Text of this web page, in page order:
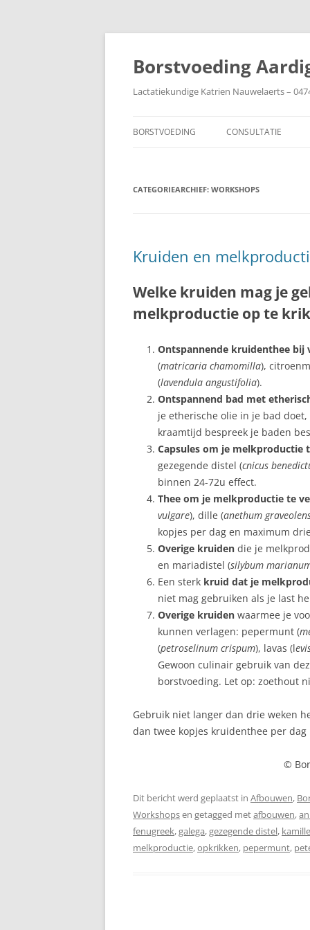
Ga
inhoud
Borstvoeding
Lactatiekundige Katrien Nauwelaerts –
BORSTVOEDING
AFBOUWEN
BORSTVOEDING EN DE
FEESTDAGEN
BORSTVOEDING IN HET
OPENBAAR
BORSTWEIGEREN
FLES WEIGEREN
GEWICHT VAN MAMA
GEZIN
KINDEROPVANG
KRAMPJES
LANGVOEDEN
MELKPRODUCTIE
REFLUX
SLAPEN
SPRUW
CONSULTATIE
CATEGORIEARCHIEF: WORKSHOPS
Kruiden en
Welke kruiden mag je
melkproductie op te
Ontspannende kruidenthee bij
(matricaria chamomilla),
(lavendula angustifolia).
Ontspannend bad met
je etherische olie in je bad
kraamtijd bespreek je baden
Capsules om je melkproductie
gezegende distel (cnicus
binnen 24-72u effect.
Thee om je melkproductie te
vulgare), dille (anethum
kopjes per dag en maximum
Overige kruiden die je
en mariadistel (silybum
Een sterk kruid dat je
niet mag gebruiken als je last
Overige kruiden waarmee je
kunnen verlagen: pepermunt (
(petroselinum crispum), lavas (l
Gewoon culinair gebruik van
borstvoeding. Let op: zoethout
Gebruik niet langer dan drie weken
dan twee kopjes kruidenthee per
©
Dit bericht werd geplaatst in Afbouwen,
Workshopsen getagged metafbouwen,
fenugreek,galega,gezegende distel, kamille
melkproductie,opkrikken, pepermunt,